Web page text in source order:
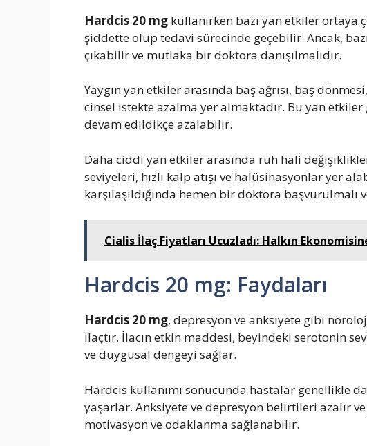
Hardcis 20 mg kullanırken bazı yan etkiler
şiddette olup tedavi sürecinde geçebilir. Ancak,
çıkabilir ve mutlaka bir doktora danışılmalıdır.
Yaygın yan etkiler arasında baş ağrısı, baş
cinsel istekte azalma yer almaktadır. Bu yan
devam edildikçe azalabilir.
Daha ciddi yan etkiler arasında ruh hali
seviyeleri, hızlı kalp atışı ve halüsinasyonlar yer
karşılaşıldığında hemen bir doktora
Cialis İlaç Fiyatları Ucuzladı: Halkın
Hardcis 20 mg: Faydaları
Hardcis 20 mg, depresyon ve anksiyete gibi
ilaçtır. İlacın etkin maddesi, beyindeki serotonin
ve duygusal dengeyi sağlar.
Hardcis kullanımı sonucunda hastalar genellikle
yaşarlar. Anksiyete ve depresyon belirtileri azalır
motivasyon ve odaklanma sağlanabilir.